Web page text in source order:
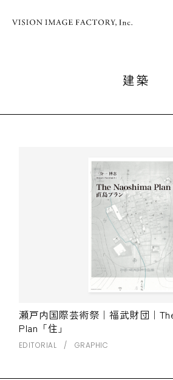
建築
瀬戸内国際芸術祭｜福武財団｜
Plan「住」
EDITORIAL GRAPHIC